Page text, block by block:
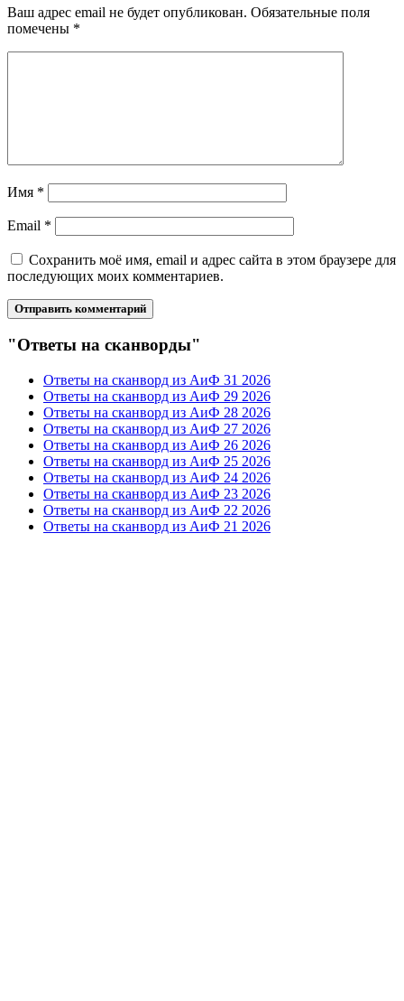
Ваш адрес email не будет опубликован. Обязательные поля
помечены *
Имя *
Email *
Сохранить моё имя, email и адрес сайта в этом браузере для
последующих моих комментариев.
"Ответы на сканворды"
Ответы на сканворд из АиФ 31 2026
Ответы на сканворд из АиФ 29 2026
Ответы на сканворд из АиФ 28 2026
Ответы на сканворд из АиФ 27 2026
Ответы на сканворд из АиФ 26 2026
Ответы на сканворд из АиФ 25 2026
Ответы на сканворд из АиФ 24 2026
Ответы на сканворд из АиФ 23 2026
Ответы на сканворд из АиФ 22 2026
Ответы на сканворд из АиФ 21 2026